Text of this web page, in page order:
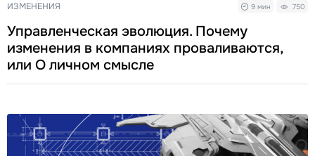
ИЗМЕНЕНИЯ 9 мин 750
Управленческая эволюция. Почему
изменения в компаниях проваливаются,
или О личном смысле